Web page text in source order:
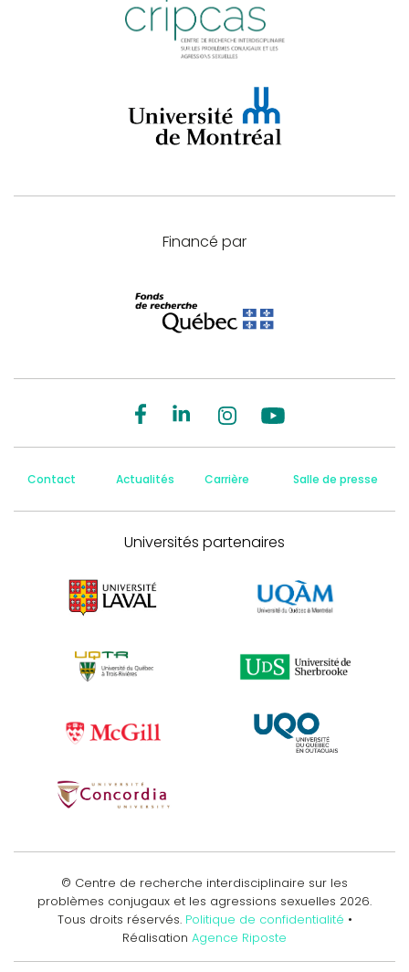
Financé par
Contact Actualités Carrière Salle de presse
Universités partenaires
© Centre de recherche interdisciplinaire sur les
problèmes conjugaux et les agressions sexuelles 2026.
Tous droits réservés. Politique de confidentialité •
Réalisation Agence Riposte